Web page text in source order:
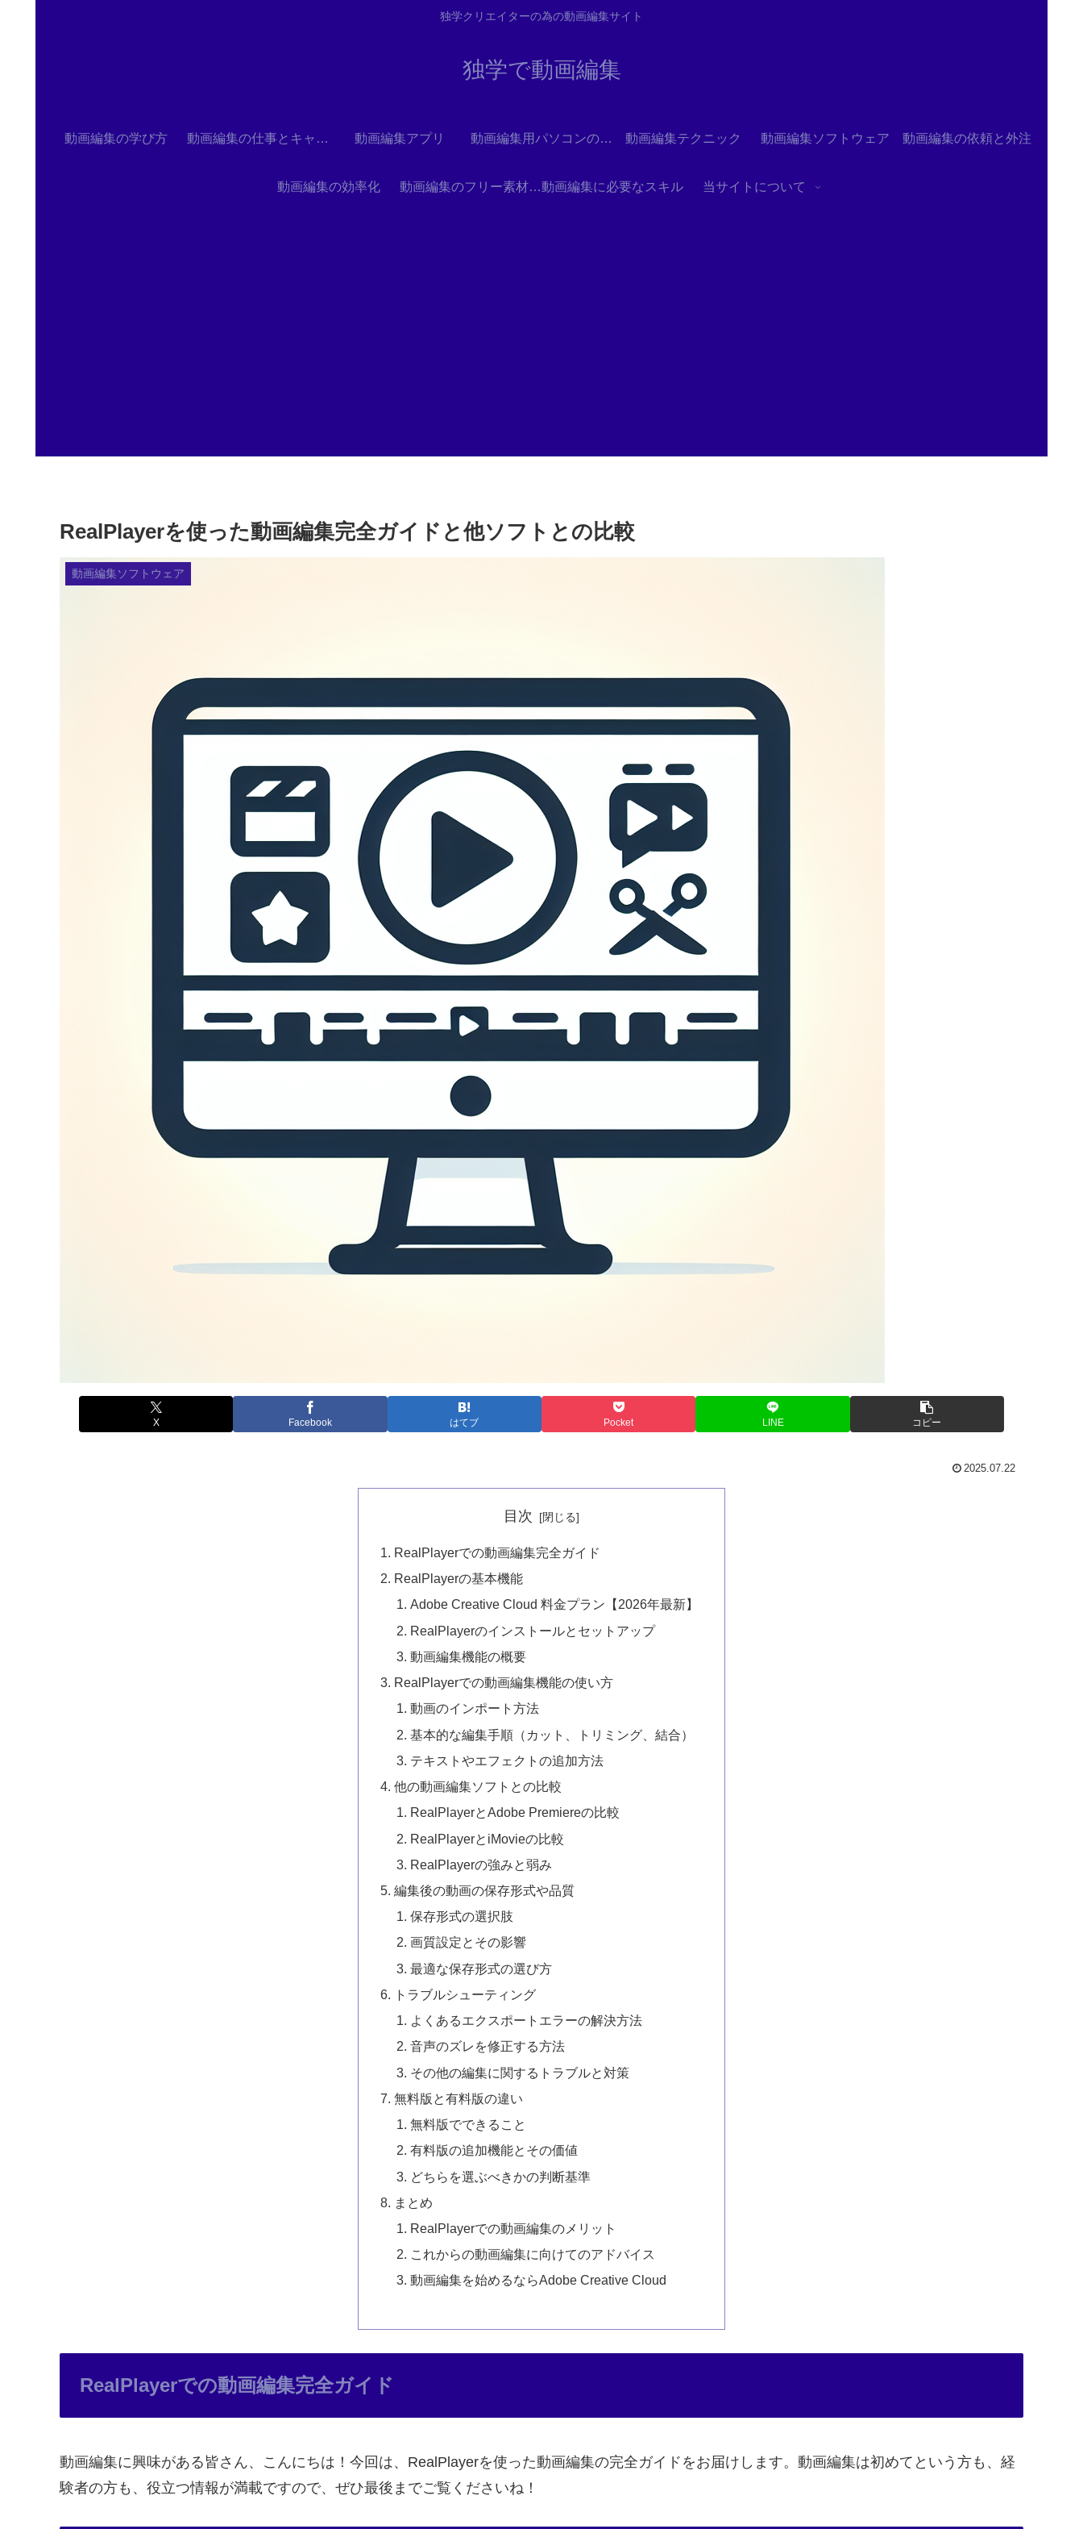
独学クリエイターの為の動画編集サイト
独学で動画編集
動画編集の学び方 動画編集の仕事とキャリア 動画編集アプリ 動画編集用パソコンの選び方 動画編集テクニック 動画編集ソフトウェア 動画編集の依頼と外注
動画編集の効率化 動画編集のフリー素材とテンプレート動画編集に必要なスキル 当サイトについて
RealPlayerを使った動画編集完全ガイドと他ソフトとの比較
動画編集ソフトウェア
X Facebook はてブ Pocket LINE コピー
2025.07.22
目次
RealPlayerでの動画編集完全ガイド
RealPlayerの基本機能
Adobe Creative Cloud 料金プラン【2026年最新】
RealPlayerのインストールとセットアップ
動画編集機能の概要
RealPlayerでの動画編集機能の使い方
動画のインポート方法
基本的な編集手順（カット、トリミング、結合）
テキストやエフェクトの追加方法
他の動画編集ソフトとの比較
RealPlayerとAdobe Premiereの比較
RealPlayerとiMovieの比較
RealPlayerの強みと弱み
編集後の動画の保存形式や品質
保存形式の選択肢
画質設定とその影響
最適な保存形式の選び方
トラブルシューティング
よくあるエクスポートエラーの解決方法
音声のズレを修正する方法
その他の編集に関するトラブルと対策
無料版と有料版の違い
無料版でできること
有料版の追加機能とその価値
どちらを選ぶべきかの判断基準
まとめ
RealPlayerでの動画編集のメリット
これからの動画編集に向けてのアドバイス
動画編集を始めるならAdobe Creative Cloud
RealPlayerでの動画編集完全ガイド
動画編集に興味がある皆さん、こんにちは！今回は、RealPlayerを使った動画編集の完全ガイドをお届けします。動画編集は初めてという方も、経
験者の方も、役立つ情報が満載ですので、ぜひ最後までご覧くださいね！